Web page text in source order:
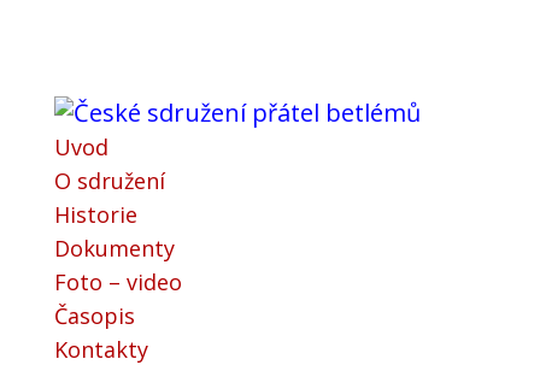
Uvod
O sdružení
Historie
Dokumenty
Foto – video
Časopis
Kontakty